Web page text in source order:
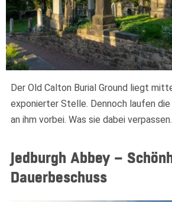
Der Old Calton Burial Ground liegt
exponierter Stelle. Dennoch laufen
an ihm vorbei. Was sie dabei verpassen.
Jedburgh Abbey –
Dauerbeschuss